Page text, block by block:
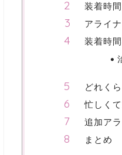
装着時
アライ
装着時
どれく
忙しく
追加ア
まとめ